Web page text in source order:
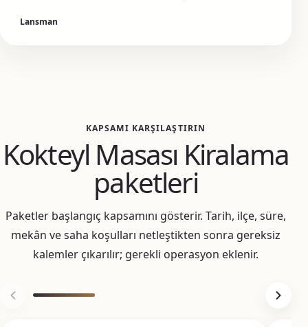
Lansman
KAPSAMI KARŞILAŞTIRIN
Kokteyl Masası Kiralama
paketleri
Paketler başlangıç kapsamını gösterir. Tarih, ilçe, süre,
mekân ve saha koşulları netleştikten sonra gereksiz
kalemler çıkarılır; gerekli operasyon eklenir.